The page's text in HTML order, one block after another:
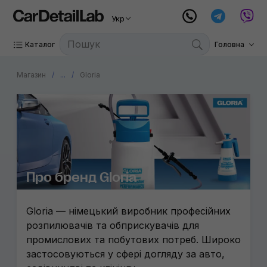
Укр
Каталог Головна
Магазин ... Gloria
Про бренд Gloria
Gloria — німецький виробник професійних
розпилювачів та обприскувачів для
промислових та побутових потреб. Широко
застосовуються у сфері догляду за авто,
PADS99
Atlantic
Little
Sipom